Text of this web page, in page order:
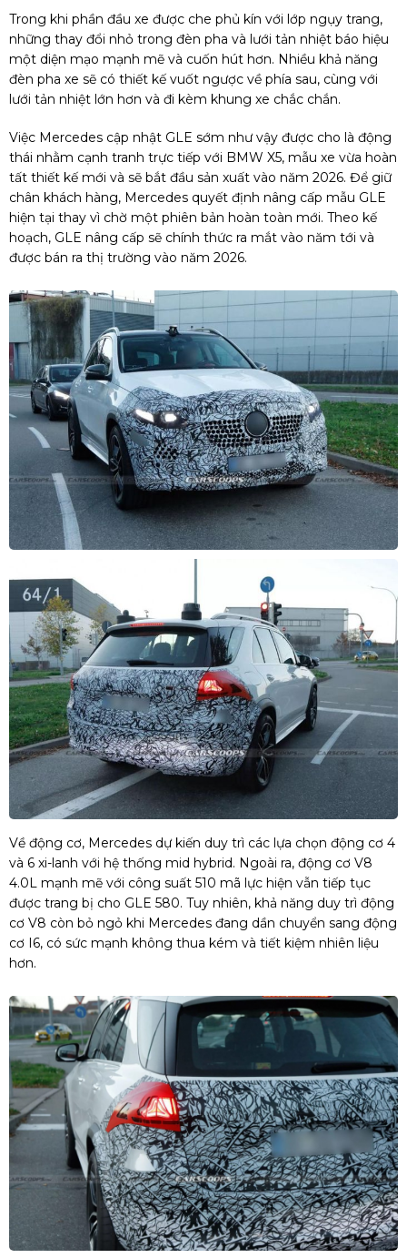
Trong khi phần đầu xe được che phủ kín với lớp ngụy trang,
những thay đổi nhỏ trong đèn pha và lưới tản nhiệt báo hiệu
một diện mạo mạnh mẽ và cuốn hút hơn. Nhiều khả năng
đèn pha xe sẽ có thiết kế vuốt ngược về phía sau, cùng với
lưới tản nhiệt lớn hơn và đi kèm khung xe chắc chắn.
Việc Mercedes cập nhật GLE sớm như vậy được cho là động
thái nhằm cạnh tranh trực tiếp với BMW X5, mẫu xe vừa hoàn
tất thiết kế mới và sẽ bắt đầu sản xuất vào năm 2026. Để giữ
chân khách hàng, Mercedes quyết định nâng cấp mẫu GLE
hiện tại thay vì chờ một phiên bản hoàn toàn mới. Theo kế
hoạch, GLE nâng cấp sẽ chính thức ra mắt vào năm tới và
được bán ra thị trường vào năm 2026.
Về động cơ, Mercedes dự kiến duy trì các lựa chọn động cơ 4
và 6 xi-lanh với hệ thống mid hybrid. Ngoài ra, động cơ V8
4.0L mạnh mẽ với công suất 510 mã lực hiện vẫn tiếp tục
được trang bị cho GLE 580. Tuy nhiên, khả năng duy trì động
cơ V8 còn bỏ ngỏ khi Mercedes đang dần chuyển sang động
cơ I6, có sức mạnh không thua kém và tiết kiệm nhiên liệu
hơn.